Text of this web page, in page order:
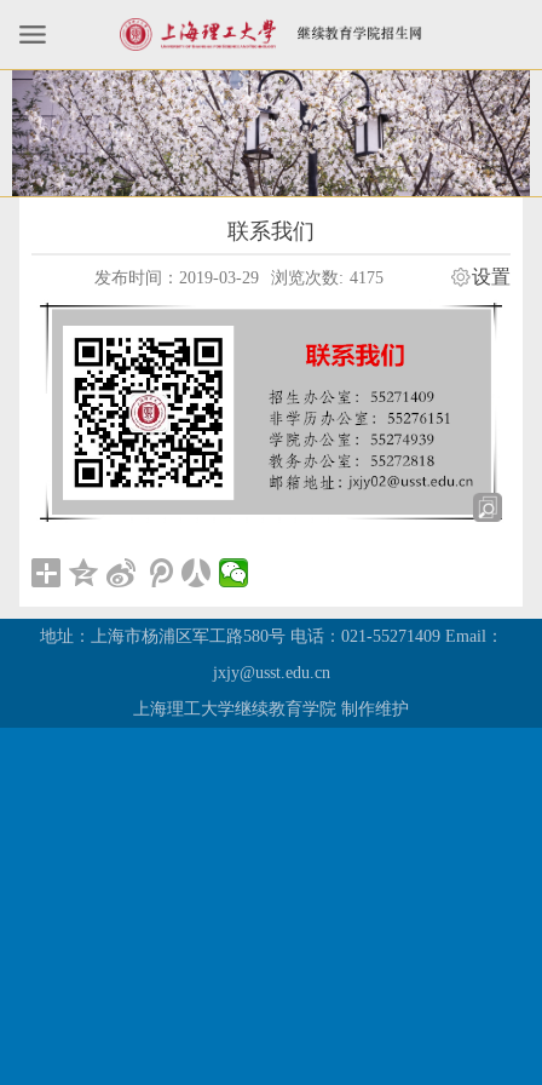
联系我们
发布时间：2019-03-29 浏览次数: 4175 设置
地址：上海市杨浦区军工路580号电话：021-55271409Email：
jxjy@usst.edu.cn
上海理工大学继续教育学院 制作维护